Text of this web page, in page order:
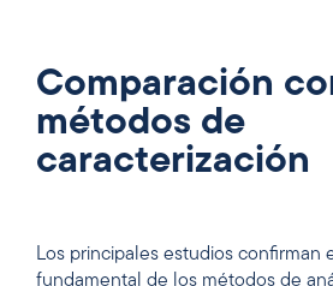
Comparación
métodos de
caracterización
Los principales estudios confirman
fundamental de los métodos de